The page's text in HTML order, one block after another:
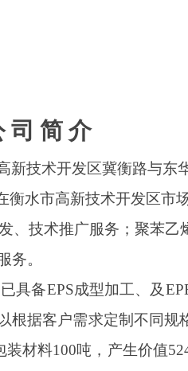
司 简 介
新技术开发区冀衡路与东
衡水市高新技术开发区市
、技术推广服务；聚苯乙
务。
具备EPS成型加工、及
根据客户需求定制不同规
装材料100吨，产生价值